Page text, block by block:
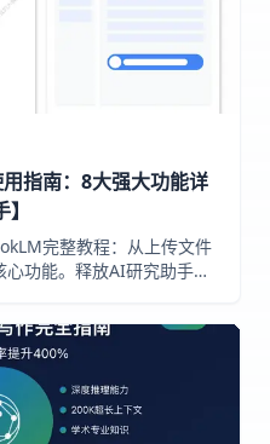
指南：8大强大功能详
完整教程：从上传文件
功能。释放AI研究助手最